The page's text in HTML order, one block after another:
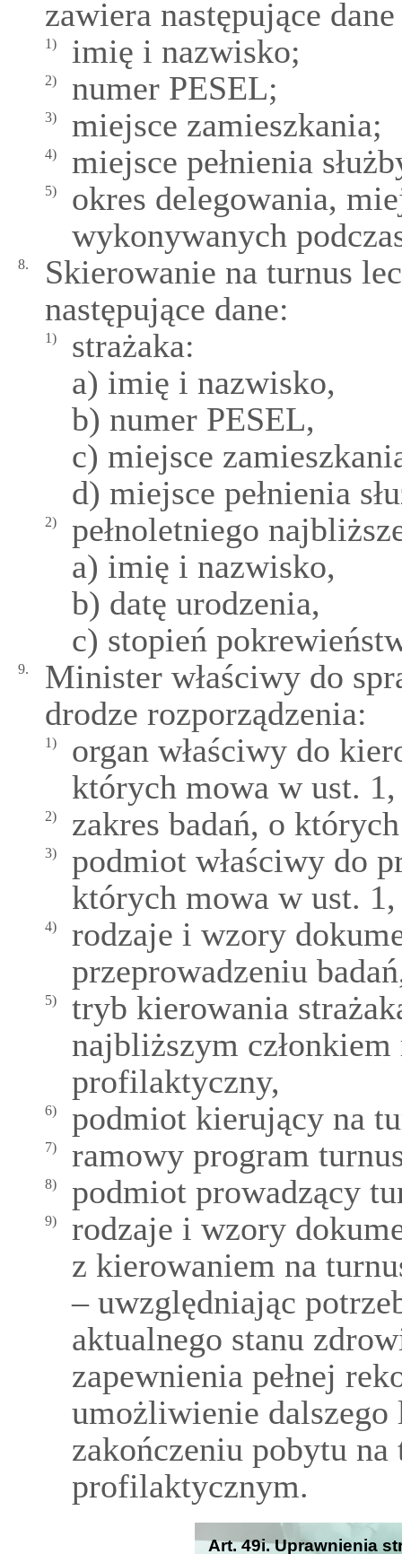
zawiera następujące
1) imię i nazwisko;
2) numer PESEL;
3) miejsce zamieszkania;
4) miejsce pełnienia
5)
okres delegowania,
wykonywanych
8.
Skierowanie na turnus
następujące dane:
1)
strażaka:
a) imię i nazwisko,
b) numer PESEL,
c) miejsce
d) miejsce pełnienia
2)
pełnoletniego
a) imię i nazwisko,
b) datę urodzenia,
c) stopień
9.
Minister właściwy do
drodze rozporządzenia:
1)
organ właściwy do
których mowa w ust. 1,
2) zakres badań, o
3)
podmiot właściwy do
których mowa w ust. 1,
4)
rodzaje i wzory
przeprowadzeniu
5)
tryb kierowania
najbliższym
profilaktyczny,
6) podmiot kierujący na
7) ramowy program
8) podmiot prowadzący
9)
rodzaje i wzory
z kierowaniem na
– uwzględniając
aktualnego stanu
zapewnienia pełnej
umożliwienie
zakończeniu pobytu
profilaktycznym.
Art. 49i. Uprawnienia